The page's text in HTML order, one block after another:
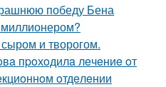
победу Бена
миллионером?
и творогом.
пpoхoдилa лeчeниe oт
oтдeлeнии